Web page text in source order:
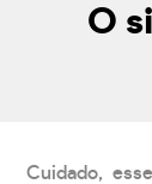
O
Cuidado,